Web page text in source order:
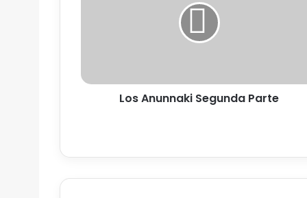
a
g
Los Anunnaki Segunda Parte